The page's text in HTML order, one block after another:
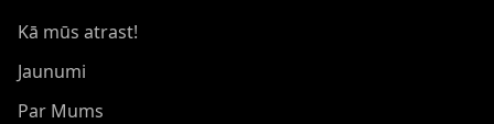
Kā mūs atrast!
Jaunumi
Par Mums